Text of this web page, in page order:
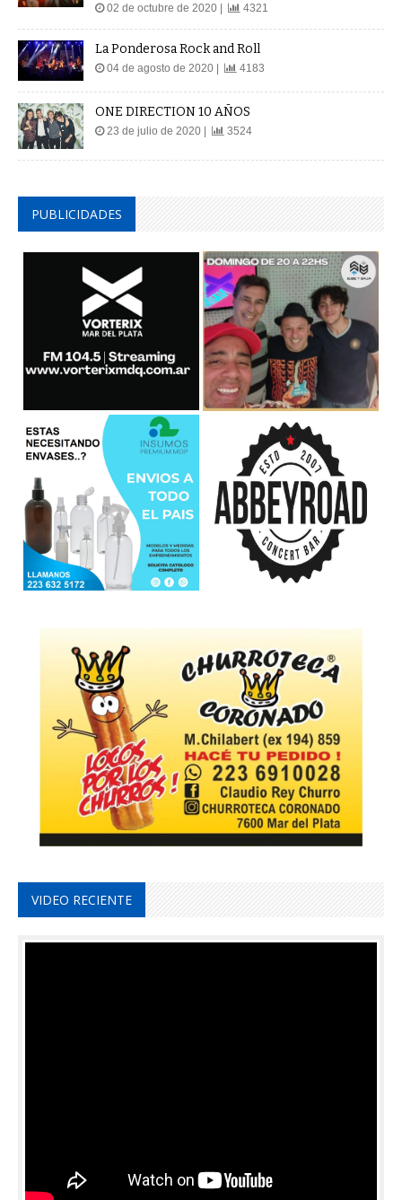
02 de octubre de 2020 | 4321
La Ponderosa Rock and Roll
04 de agosto de 2020 | 4183
ONE DIRECTION 10 AÑOS
23 de julio de 2020 | 3524
PUBLICIDADES
VIDEO RECIENTE